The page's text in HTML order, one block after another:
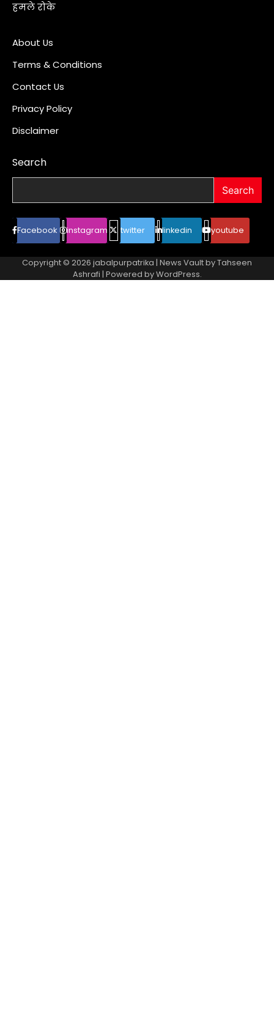
हमले रोके
About Us
Terms & Conditions
Contact Us
Privacy Policy
Disclaimer
Search
Search
Facebook instagram twitter linkedin youtube
Copyright © 2026 jabalpurpatrika | News Vault byTahseen
Ashrafi | Powered byWordPress.